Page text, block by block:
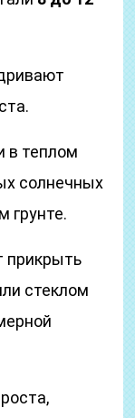
в теплом
солнечных
грунте.
прикрыть
стеклом